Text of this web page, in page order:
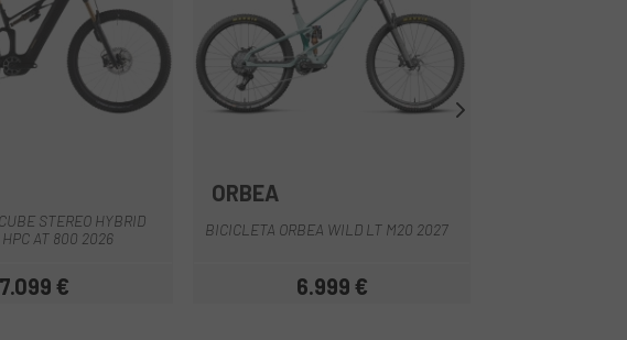
STEREO HYBRID
HPC AT 800 2026
Preu
7.099 €
ORBEA
BICICLETA ORBEA WILD LT M20 2027
Preu
6.999 €